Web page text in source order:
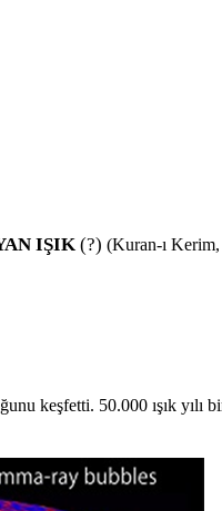
IŞIK (?) (Kuran-ı
keşfetti. 50.000 ışık